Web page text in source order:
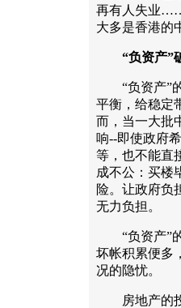
再有人失业……
大多是香港的
“负资产”
“负资产”的
平衡，给稳定
而，当一大批
响--即使政府
等，也不能直
成不公：买楼
险。让政府负
无力负担。
“负资产”的
坏帐积累便多
况的隐忧。
房地产的投